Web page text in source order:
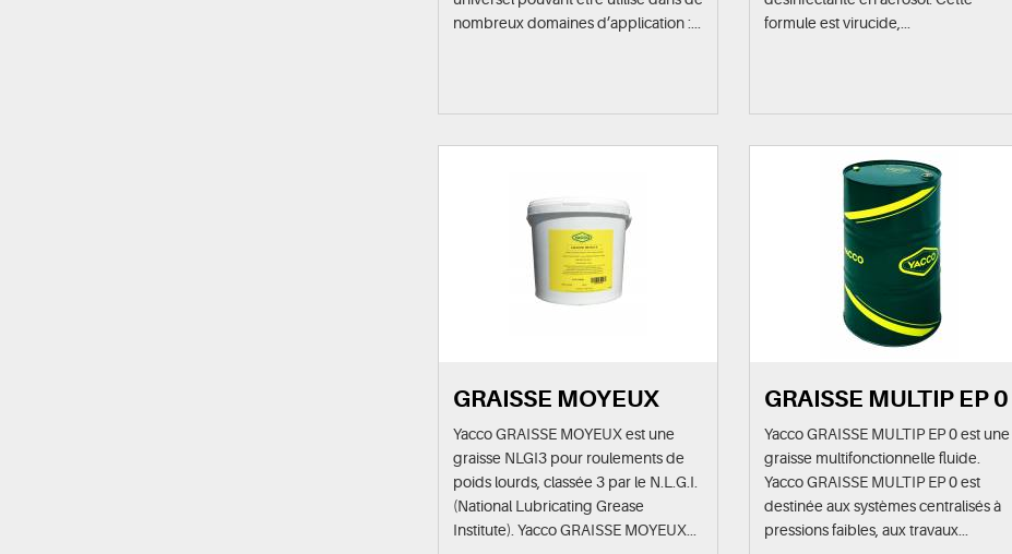
nombreux domaines d’application :...
formule est virucide,...
GRAISSE MOYEUX
Yacco GRAISSE MOYEUX est une
graisse NLGI3 pour roulements de
poids lourds, classée 3 par le N.L.G.I.
(National Lubricating Grease
Institute). Yacco GRAISSE MOYEUX...
GRAISSE MULTIP EP 0
Yacco GRAISSE MULTIP EP 0 est une
graisse multifonctionnelle fluide.
Yacco GRAISSE MULTIP EP 0 est
destinée aux systèmes centralisés à
pressions faibles, aux travaux...